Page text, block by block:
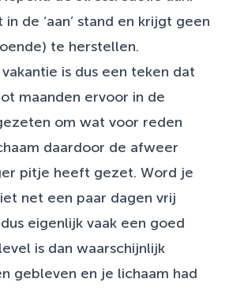
de ‘aan’ stand en krijgt geen
te herstellen.
is dus een teken dat
maanden ervoor in de
om wat voor reden
daardoor de afweer
pitje heeft gezet. Word je
net een paar dagen vrij
eigenlijk vaak een goed
is dan waarschijnlijk
gebleven en je lichaam had